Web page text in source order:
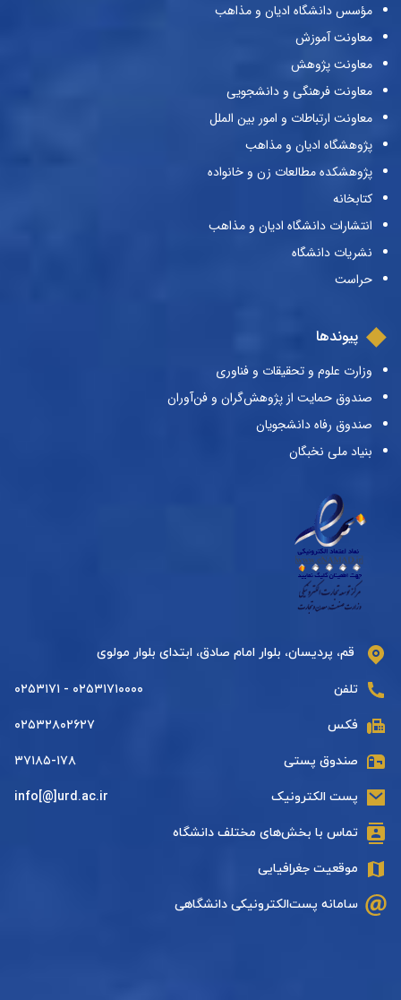
مؤسس دانشگاه ادیان و مذاهب
معاونت آموزش
معاونت پژوهش
معاونت فرهنگی و دانشجویی
معاونت ارتباطات و امور بین الملل
پژوهشگاه ادیان و مذاهب
پژوهشکده مطالعات زن و خانواده
کتابخانه
انتشارات دانشگاه ادیان و مذاهب
نشریات دانشگاه
حراست
پیوندها
وزارت علوم و تحقیقات و فناوری
صندوق حمایت از پژوهش‌گران و فن‌آوران
صندوق رفاه دانشجویان
بنیاد ملی نخبگان
قم، پردیسان، بلوار امام صادق، ابتدای بلوار مولوی
تلفن ۰۲۵۳۱۷۱۰۰۰۰ - ۰۲۵۳۱۷۱
فکس ۰۲۵۳۲۸۰۲۶۲۷
صندوق پستی ۳۷۱۸۵-۱۷۸
پست الکترونیک info[@]urd.ac.ir
تماس با بخش‌های مختلف دانشگاه
موقعیت جغرافیایی
سامانه پست‌الکترونیکی دانشگاهی